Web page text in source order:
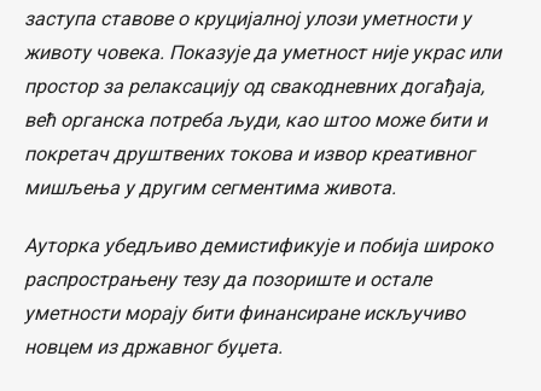
заступа ставове о круцијалној улози уметности у
животу човека. Показује да уметност није украс или
простор за релаксацију од свакодневних догађаја,
већ органска потреба људи, као штоо може бити и
покретач друштвених токова и извор креативног
мишљења у другим сегментима живота.
Ауторка убедљиво демистификује и побија широко
распрострањену тезу да позориште и остале
уметности морају бити финансиране искључиво
новцем из државног буџета.